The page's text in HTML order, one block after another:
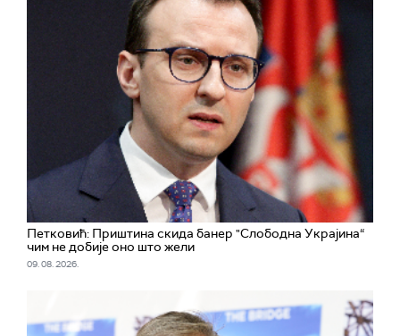
Петковић: Приштина скида банер "Слободна Украјина“
чим не добије оно што жели
09. 08. 2026.